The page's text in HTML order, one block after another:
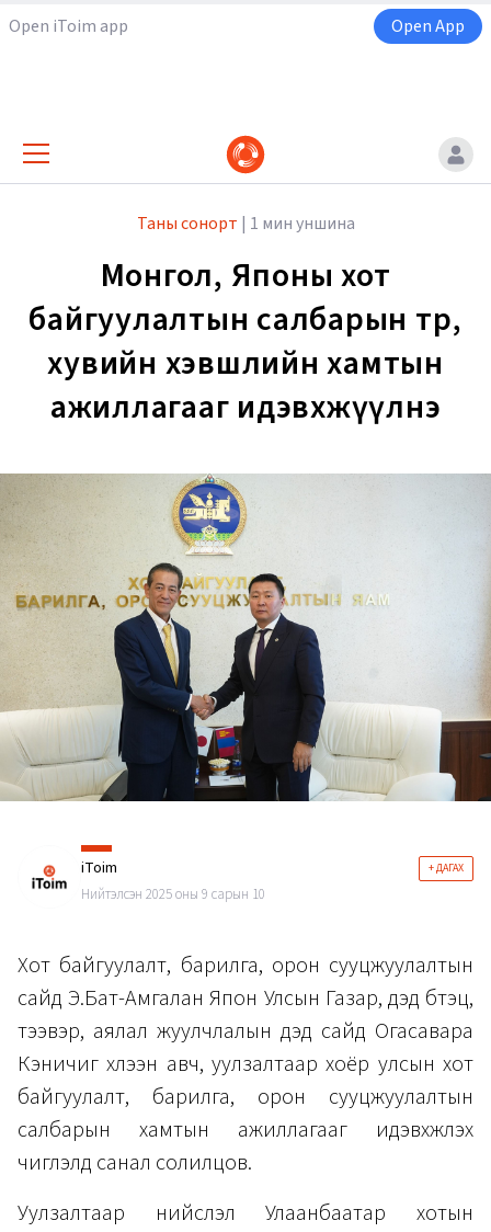
Open iToim app Open App
Таны сонорт | 1 мин уншина
Монгол, Японы хот
байгуулалтын салбарын төр,
хувийн хэвшлийн хамтын
ажиллагааг идэвхжүүлнэ
iToim + ДАГАХ
Нийтэлсэн 2025 оны 9 сарын 10
Хот байгуулалт, барилга, орон сууцжуулалтын
сайд Э.Бат-Амгалан Япон Улсын Газар, дэд бүтэц,
тээвэр, аялал жуулчлалын дэд сайд Огасавара
Кэничиг хүлээн авч, уулзалтаар хоёр улсын хот
байгуулалт, барилга, орон сууцжуулалтын
салбарын хамтын ажиллагааг идэвхжүүлэх
чиглэлд санал солилцов.
Уулзалтаар нийслэл Улаанбаатар хотын